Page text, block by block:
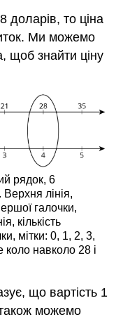
доларів, то ціна
Ми можемо
щоб знайти ціну
рядок, 6
лінія,
галочки,
кількість
мітки: 0, 1, 2, 3,
коло навколо 28 і
що вартість 1
можемо